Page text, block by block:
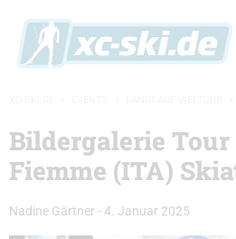
Bildergalerie
Fiemme (ITA)
Nadine Gärtner -4. Januar 2025